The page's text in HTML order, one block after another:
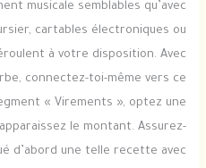
musicale semblables qu’avec
cartables électroniques ou
à votre disposition. Avec
connectez-toi-même vers ce
« Virements », optez une
le montant. Assurez-
d’abord une telle recette avec